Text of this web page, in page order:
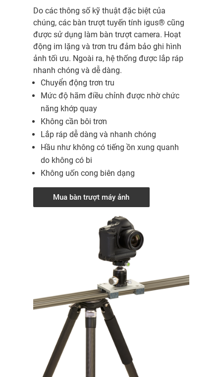
Do các thông số kỹ thuật đặc biệt của
chúng, các bàn trượt tuyến tính igus® cũng
được sử dụng làm bàn trượt camera. Hoạt
động im lặng và trơn tru đảm bảo ghi hình
ảnh tối ưu. Ngoài ra, hệ thống được lắp ráp
nhanh chóng và dễ dàng.
Chuyển động trơn tru
Mức độ hãm điều chỉnh được nhờ chức
năng khớp quay
Không cần bôi trơn
Lắp ráp dễ dàng và nhanh chóng
Hầu như không có tiếng ồn xung quanh
do không có bi
Không uốn cong biên dạng
Mua bàn trượt máy ảnh